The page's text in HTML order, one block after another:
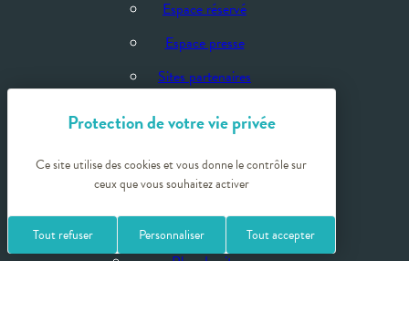
Espace réservé
Espace presse
Sites partenaires
Crédits photos
Politique de confidentialité
Mentions légales
Plan du site
Ce site utilise des cookies et vous donne le contrôle sur
ceux que vous souhaitez activer
Tout accepter
Tout refuser Personnaliser